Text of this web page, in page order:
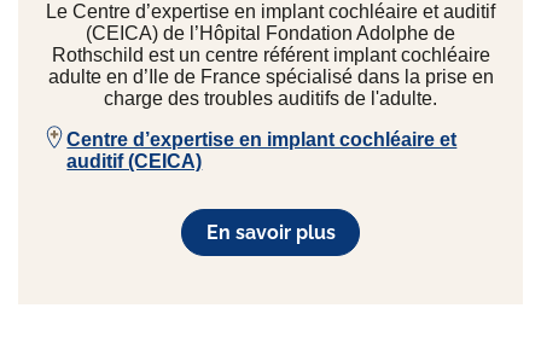
Le Centre d’expertise en implant cochléaire et auditif
(CEICA) de l’Hôpital Fondation Adolphe de
Rothschild est un centre référent implant cochléaire
adulte en d’Ile de France spécialisé dans la prise en
charge des troubles auditifs de l'adulte.
Centre d’expertise en implant cochléaire et
auditif (CEICA)
En savoir plus